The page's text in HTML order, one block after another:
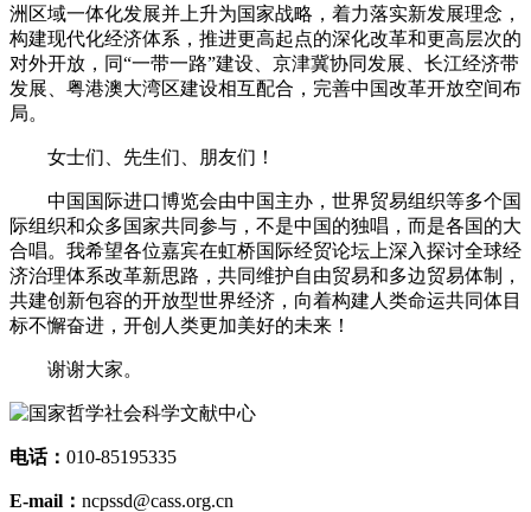
洲区域一体化发展并上升为国家战略，着力落实新发展理念，
构建现代化经济体系，推进更高起点的深化改革和更高层次的
对外开放，同“一带一路”建设、京津冀协同发展、长江经济带
发展、粤港澳大湾区建设相互配合，完善中国改革开放空间布
局。
女士们、先生们、朋友们！
中国国际进口博览会由中国主办，世界贸易组织等多个国
际组织和众多国家共同参与，不是中国的独唱，而是各国的大
合唱。我希望各位嘉宾在虹桥国际经贸论坛上深入探讨全球经
济治理体系改革新思路，共同维护自由贸易和多边贸易体制，
共建创新包容的开放型世界经济，向着构建人类命运共同体目
标不懈奋进，开创人类更加美好的未来！
谢谢大家。
电话： 010-85195335
E-mail： ncpssd@cass.org.cn